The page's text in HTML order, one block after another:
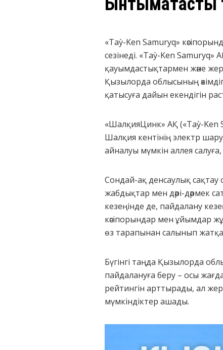
«Taỳ-Ken Samuryq»
сезінеді. «Taỳ-Ken
қауымдастықтармен және
Қызылорда облысының
қатысуға дайын екендігін
«ШалқияЦинк» АҚ («Taỳ-Ken
Шалқия кентінің электр
айналуы мүмкін аллея
Сондай-ақ денсаулық
жабдықтар мен дәрі-дәрмек
кезеңінде де, пайдалану
кәсіпорындар мен ұйымдар
өз тарапынан салынып
Бүгінгі таңда Қызылорда
пайдалануға беру – осы
рейтингін арттырады, ал
мүмкіндіктер ашады.